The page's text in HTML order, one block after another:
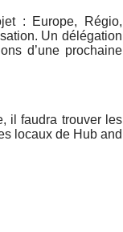
: Europe, Régio,
Un délégation
d’une prochaine
il faudra trouver les
locaux de Hub and